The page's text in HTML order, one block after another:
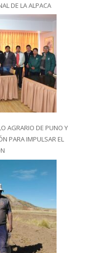
DE LA ALPACA
AGRARIO DE PUNO Y
PARA IMPULSAR EL